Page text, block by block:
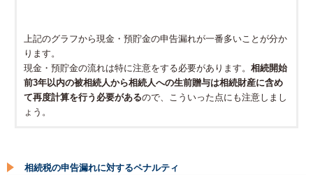
上記のグラフから現金・預貯金の申告漏れが一番多いことが分か
ります。
現金・預貯金の流れは特に注意をする必要があります。 相続開始
前3年以内の被相続人から相続人への生前贈与は相続財産に含め
て再度計算を行う必要があるので、こういった点にも注意しまし
ょう。
相続税の申告漏れに対するペナルティ